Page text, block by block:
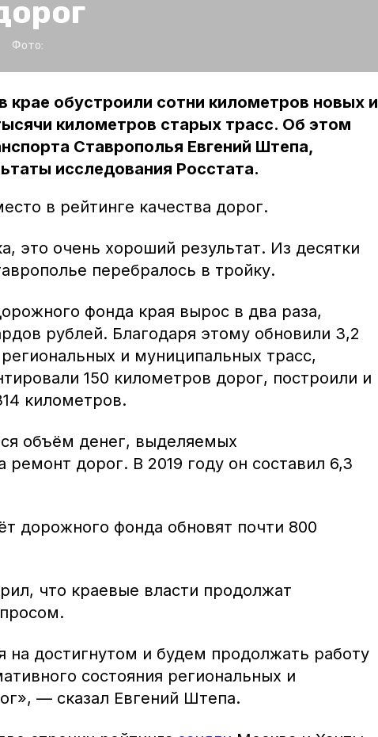
Фото:
крае обустроили сотни километров новых и
километров старых трасс. Об этом
Ставрополья Евгений Штепа,
исследования Росстата.
в рейтинге качества дорог.
это очень хороший результат. Из десятки
перебралось в тройку.
фонда края вырос в два раза,
рублей. Благодаря этому обновили 3,2
и муниципальных трасс,
150 километров дорог, построили и
километров.
объём денег, выделяемых
ремонт дорог. В 2019 году он составил 6,3
дорожного фонда обновят почти 800
что краевые власти продолжат
на достигнутом и будем продолжать работу
состояния региональных и
— сказал Евгений Штепа.